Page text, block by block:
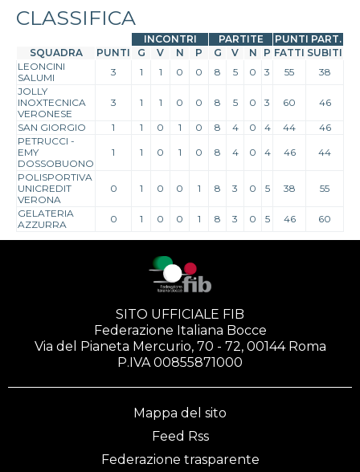
CLASSIFICA
INCONTRI PARTITE
PUNTI PART.
SQUADRA
PUNTI G V N P G V N P FATTI SUBITI
LEONCINI
SALUMI
3 1 1 0 0 8 5 0 3 55
38
JOLLY
INOXTECNICA
VERONESE
3 1 1 0 0 8 5 0 3 60 46
SAN GIORGIO 1 1 0 1 0 8 4 0 4 44
46
PETRUCCI -
EMY
DOSSOBUONO
1 1 0 1 0 8 4 0 4 46 44
POLISPORTIVA
UNICREDIT
VERONA
0 1 0 0 1 8 3 0 5 38 55
GELATERIA
AZZURRA
0 1 0 0 1 8 3 0 5 46 60
SITO UFFICIALE FIB
Federazione Italiana Bocce
Via del Pianeta Mercurio, 70 - 72, 00144 Roma
P.IVA 00855871000
Mappa del sito
Feed Rss
Federazione trasparente